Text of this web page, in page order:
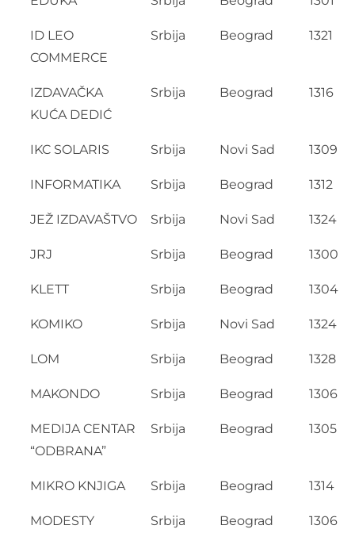
ID LEO
COMMERCE
Srbija Beograd 1321
IZDAVAČKA
KUĆA DEDIĆ
Srbija Beograd 1316
IKC SOLARIS Srbija Novi Sad 1309
INFORMATIKA Srbija Beograd 1312
JEŽ IZDAVAŠTVO Srbija Novi Sad 1324
JRJ Srbija Beograd 1300
KLETT Srbija Beograd 1304
KOMIKO Srbija Novi Sad 1324
LOM Srbija Beograd 1328
MAKONDO Srbija Beograd 1306
MEDIJA CENTAR
“ODBRANA”
Srbija Beograd 1305
MIKRO KNJIGA Srbija Beograd 1314
MODESTY
Srbija Beograd 1306